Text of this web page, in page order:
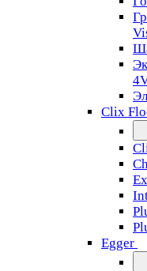
Clix
Egger